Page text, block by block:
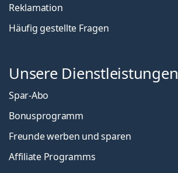
Reklamation
Häufig gestellte Fragen
Unsere Dienstleistungen
Spar-Abo
Bonusprogramm
Freunde werben und sparen
Affiliate Programms